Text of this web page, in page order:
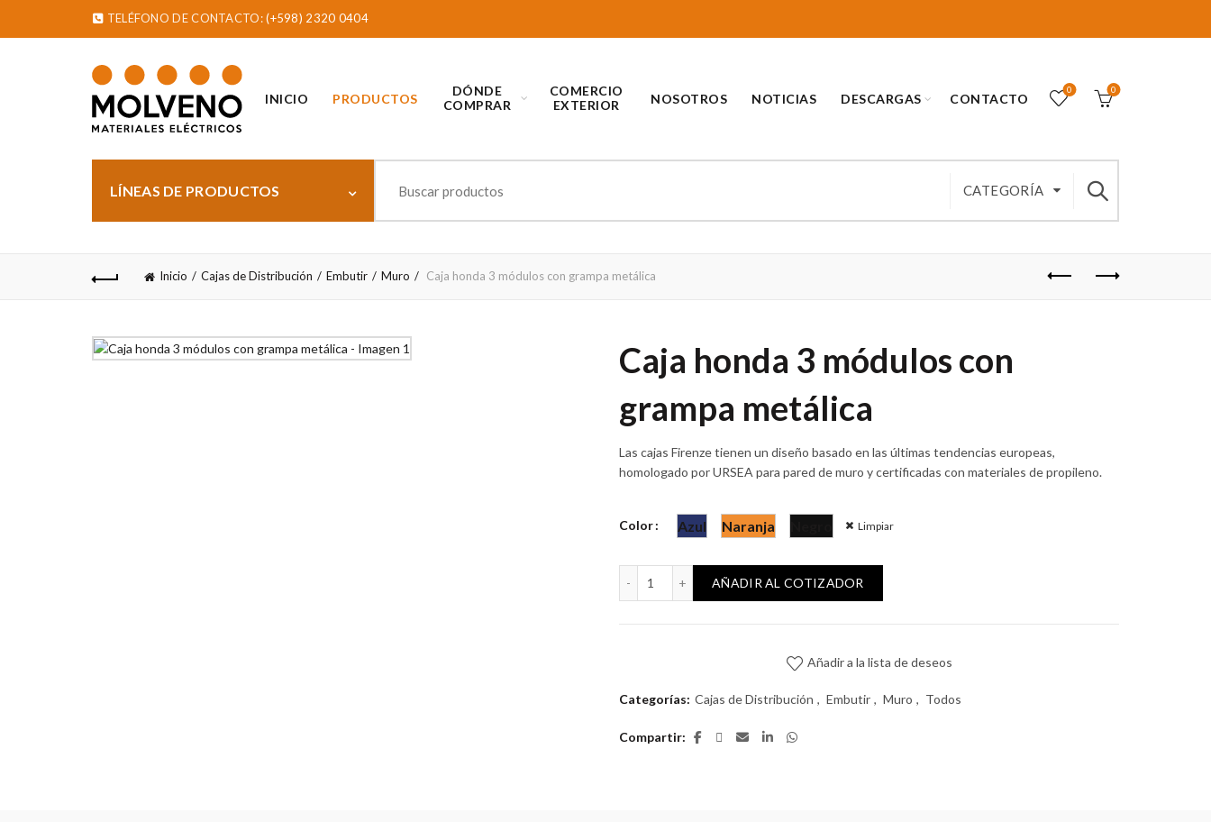
TELÉFONO DE CONTACTO:(+598) 2320 0404
INICIO PRODUCTOS
DÓNDE
COMPRAR
COMERCIO
EXTERIOR
NOSOTROS NOTICIAS DESCARGAS CONTACTO
0 0
LÍNEAS DE PRODUCTOS CATEGORÍA
Inicio Cajas de Distribución Embutir Muro Caja honda 3 módulos con grampa metálica
Caja honda 3 módulos con
grampa metálica
Las cajas Firenze tienen un diseño basado en las últimas tendencias europeas,
homologado por URSEA para pared de muro y certificadas con materiales de propileno.
Color Azul Naranja Limpiar
Caja honda 3 módulos con grampa metálica cantidad
AÑADIR AL COTIZADOR
Añadir a la lista de deseos
Categorías: Cajas de Distribución , Embutir , Muro , Todos
Compartir